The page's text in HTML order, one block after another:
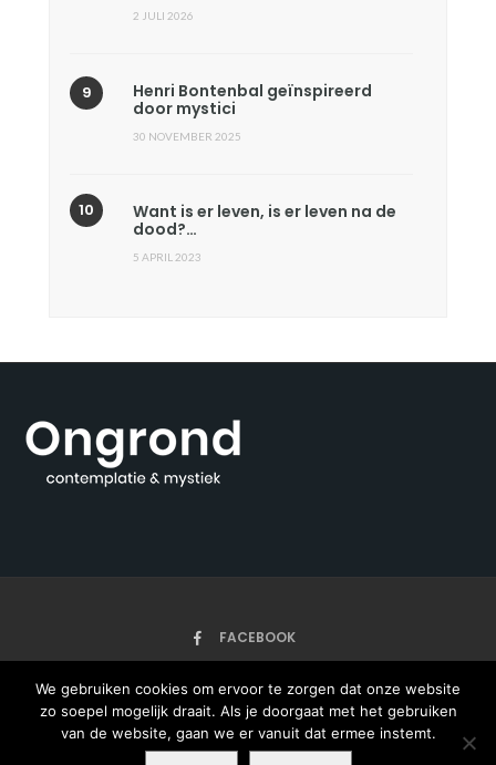
2 JULI 2026
Henri Bontenbal geïnspireerd
door mystici
30 NOVEMBER 2025
Want is er leven, is er leven na de
dood?…
5 APRIL 2023
FACEBOOK
HOME ARTIKELEN ONZE AUTEURS OVER
We gebruiken cookies om ervoor te zorgen dat onze website
zo soepel mogelijk draait. Als je doorgaat met het gebruiken
van de website, gaan we er vanuit dat ermee instemt.